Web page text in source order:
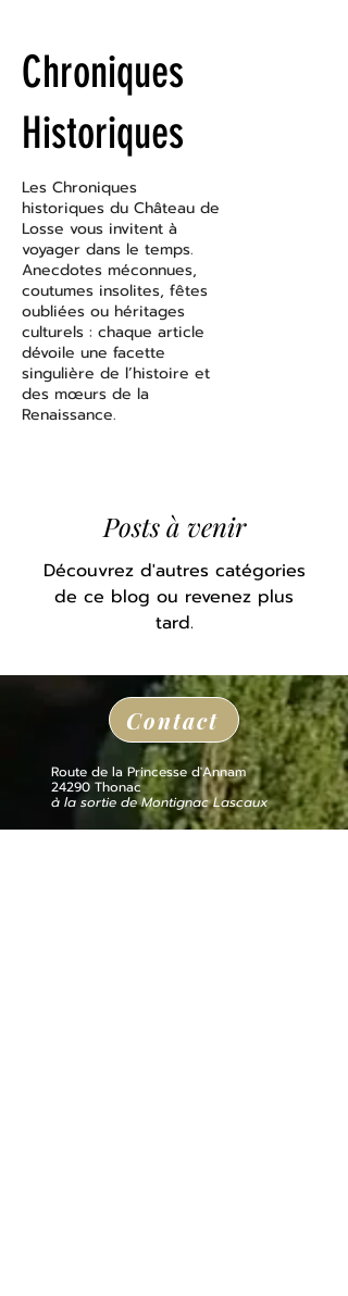
Chroniques
Historiques
Les Chroniques
historiques du Château de
Losse vous invitent à
voyager dans le temps.
Anecdotes méconnues,
coutumes insolites, fêtes
oubliées ou héritages
culturels : chaque article
dévoile une facette
singulière de l’histoire et
des mœurs de la
Renaissance.
Posts à venir
Découvrez d'autres catégories
de ce blog ou revenez plus
tard.
Contact
Route de la Princesse d'Annam
24290 Thonac
à la sortie de Montignac Lascaux